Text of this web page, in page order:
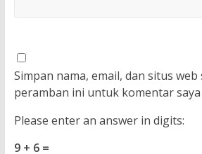
Simpan nama, email, dan situs web
peramban ini untuk komentar
Please enter an answer in digits:
9 + 6 =